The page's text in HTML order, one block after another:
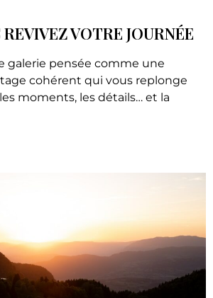
REVIVEZ VOTRE JOURNÉE
galerie pensée comme une
cohérent qui vous replonge
moments, les détails… et la